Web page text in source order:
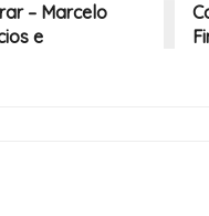
– Marcelo
e